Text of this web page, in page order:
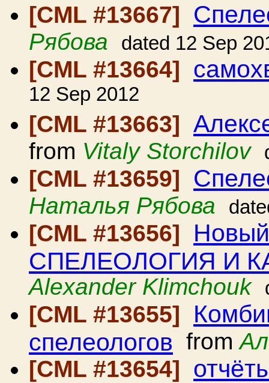
[CML #13667]
Рябова dated 12 Sep
[CML #13664]
12 Sep 2012
[CML #13663]
from Vitaly Storchilov
[CML #13659]
Наталья Рябова
[CML #13656]
СПЕЛЕОЛОГИЯ И
Alexander Klimchouk
[CML #13655]
спелеологов from
[CML #13654]